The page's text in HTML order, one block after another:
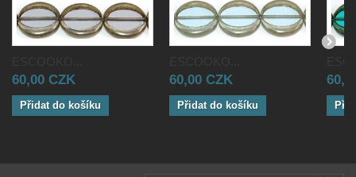
60,00 CZK
Přidat do košíku
60,00 CZK
Přidat do košíku